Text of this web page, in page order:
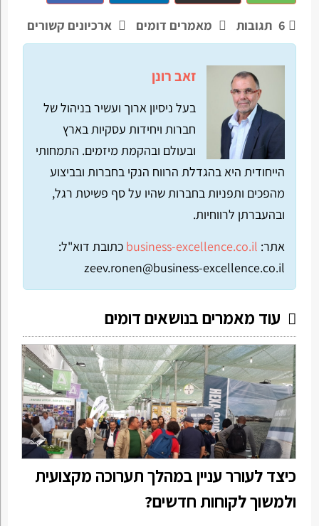
6 תגובות מאמרים דומים ארכיונים קשורים
זאב רונן
בעל ניסיון ארוך ועשיר בניהול של
חברות ויחידות עסקיות בארץ
ובעולם ובהקמת מיזמים. התמחותי
הייחודית היא בהגדלת הרווח הנקי בחברות ובביצוע
מהפכים ותפניות בחברות שהיו על סף פשיטת רגל,
ובהעברתן לרווחיות.
אתר: business-excellence.co.il כתובת דוא"ל:
zeev.ronen@business-excellence.co.il
עוד מאמרים בנושאים דומים
כיצד לעורר עניין במהלך תערוכה מקצועית
ולמשוך לקוחות חדשים?